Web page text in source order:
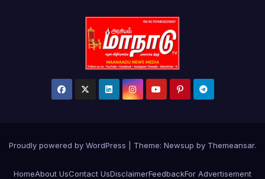
Proudly powered by WordPress Theme: Newsup by Themeansar.
HomeAbout UsContact UsDisclaimerFeedbackFor Advertisement